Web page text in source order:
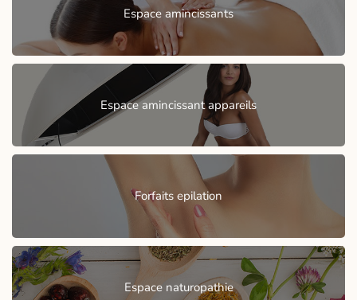
Espace amincissants
Espace amincissant appareils
Forfaits epilation
Espace naturopathie